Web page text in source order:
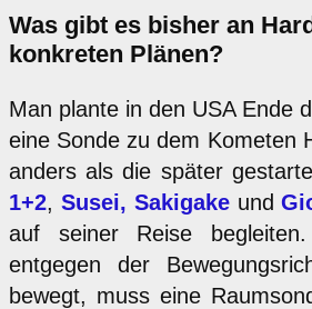
Was gibt es bisher an
konkreten Plänen?
Man plante in den USA Ende
eine Sonde zu dem Kometen
anders als die später
1+2, Susei, Sakigakeund
auf seiner Reise
entgegen der
bewegt, muss eine